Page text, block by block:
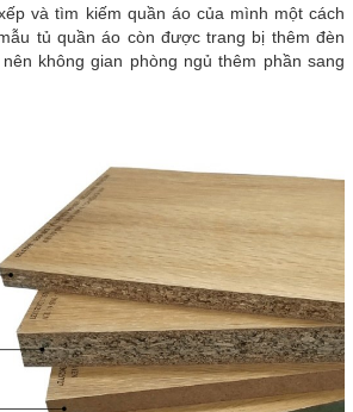
và tìm kiếm quần áo của mình một cách
tủ quần áo còn được trang bị thêm đèn
không gian phòng ngủ thêm phần sang